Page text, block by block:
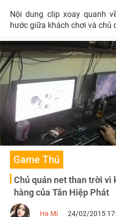
Nội dung clip xoay quanh
hước giữa khách chơi và chủ
Game Thủ
Chủ quán net than trời
hàng của Tân Hiệp Phát
Ha Mi 24/02/2015